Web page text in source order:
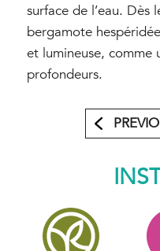
surface de l’eau. Dès
bergamote
et lumineuse, comme
profondeurs.